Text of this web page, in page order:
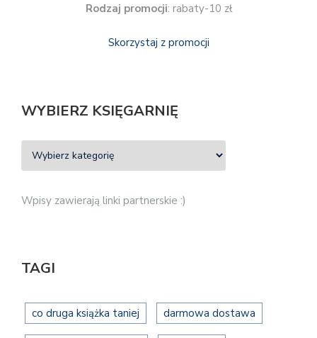
Rodzaj promocji: rabaty-10 zł
Skorzystaj z promocji
WYBIERZ KSIĘGARNIĘ
Wpisy zawierają linki partnerskie :)
TAGI
co druga książka taniej darmowa dostawa